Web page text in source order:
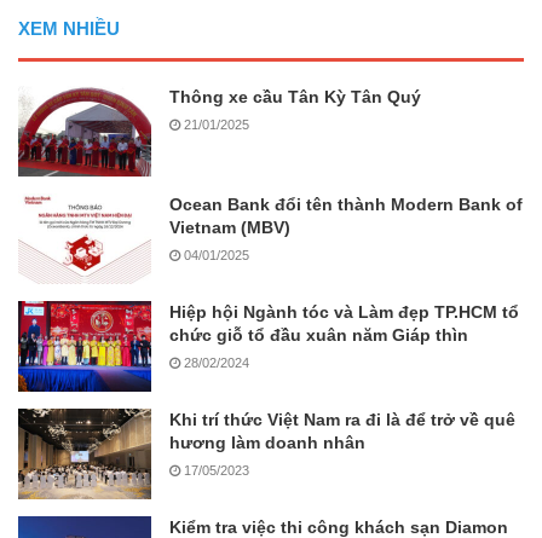
XEM NHIỀU
Thông xe cầu Tân Kỳ Tân Quý
21/01/2025
Ocean Bank đổi tên thành Modern Bank of
Vietnam (MBV)
04/01/2025
Hiệp hội Ngành tóc và Làm đẹp TP.HCM tổ
chức giỗ tổ đầu xuân năm Giáp thìn
28/02/2024
Khi trí thức Việt Nam ra đi là để trở về quê
hương làm doanh nhân
17/05/2023
Kiểm tra việc thi công khách sạn Diamon